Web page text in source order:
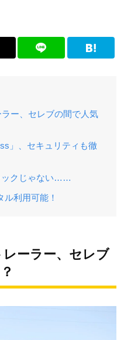
ー、セレブの間で人気
」、セキュリティも徹
ックじゃない……
利用可能！
ーラー、セレブ